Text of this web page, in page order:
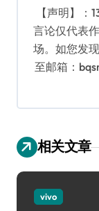
【声明】
言论仅代表
场。如您发
至邮箱：
相关文章
vivo